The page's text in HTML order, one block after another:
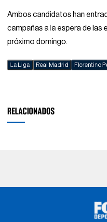
Ambos candidatos han
campañas a la espera de las
próximo domingo.
La Liga Real Madrid Florentino
RELACIONADOS